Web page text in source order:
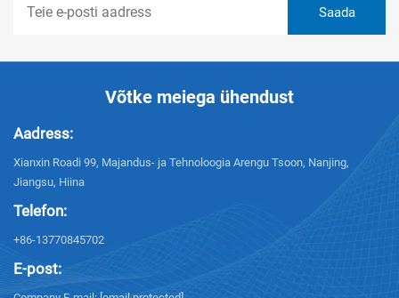
Võtke meiega ühendust
Aadress:
Xianxin Roadi 99, Majandus- ja Tehnoloogia Arengu Tsoon, Nanjing,
Jiangsu, Hiina
Telefon:
+86-13770845702
E-post: